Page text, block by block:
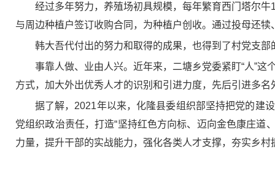
经过多年努力，养殖场初具规模，每年繁育西门塔尔
与周边种植户签订收购合同，为种植户创收。通过投母还
韩大吾代付出的努力和取得的成果，也得到了村党支
事靠人做、业由人兴。近年来，二塘乡党委紧盯“人”这
方式，加大外出优秀人才的识别和引进力度，先后引进多
据了解，2021年以来，化隆县委组织部坚持把党的建
党组织政治责任，打造“坚持红色方向标、迈向金色康庄道
力量，提升干部的实战能力，强化各类人才支撑，夯实乡